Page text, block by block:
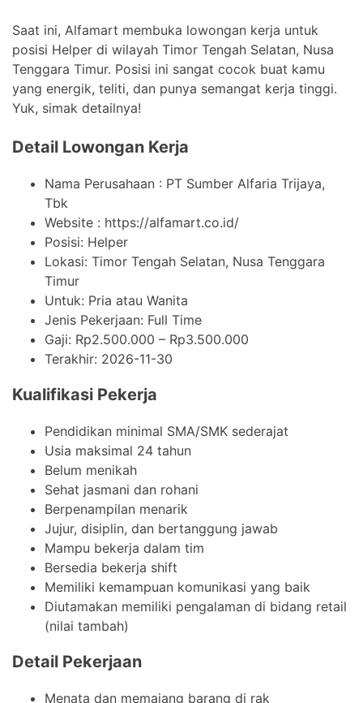
Saat ini, Alfamart membuka lowongan kerja untuk
posisi Helper di wilayah Timor Tengah Selatan, Nusa
Tenggara Timur. Posisi ini sangat cocok buat kamu
yang energik, teliti, dan punya semangat kerja tinggi.
Yuk, simak detailnya!
Detail Lowongan Kerja
Nama Perusahaan : PT Sumber Alfaria Trijaya,
Tbk
Website : https://alfamart.co.id/
Posisi: Helper
Lokasi: Timor Tengah Selatan, Nusa Tenggara
Timur
Untuk: Pria atau Wanita
Jenis Pekerjaan: Full Time
Gaji: Rp2.500.000 – Rp3.500.000
Terakhir: 2026-11-30
Kualifikasi Pekerja
Pendidikan minimal SMA/SMK sederajat
Usia maksimal 24 tahun
Belum menikah
Sehat jasmani dan rohani
Berpenampilan menarik
Jujur, disiplin, dan bertanggung jawab
Mampu bekerja dalam tim
Bersedia bekerja shift
Memiliki kemampuan komunikasi yang baik
Diutamakan memiliki pengalaman di bidang retail
(nilai tambah)
Detail Pekerjaan
Menata dan memajang barang di rak